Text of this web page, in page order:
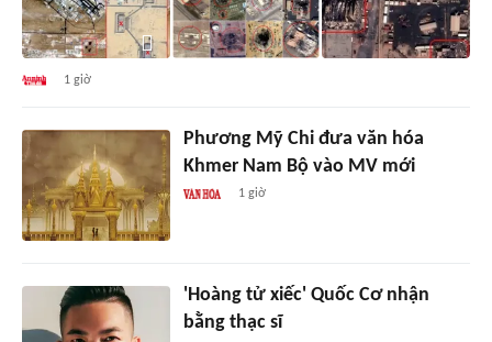
1 giờ
Phương Mỹ Chi đưa văn hóa
Khmer Nam Bộ vào MV mới
1 giờ
'Hoàng tử xiếc' Quốc Cơ nhận
bằng thạc sĩ